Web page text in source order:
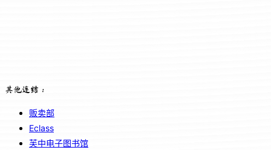
其他连结：
贩卖部
Eclass
芙中电子图书馆